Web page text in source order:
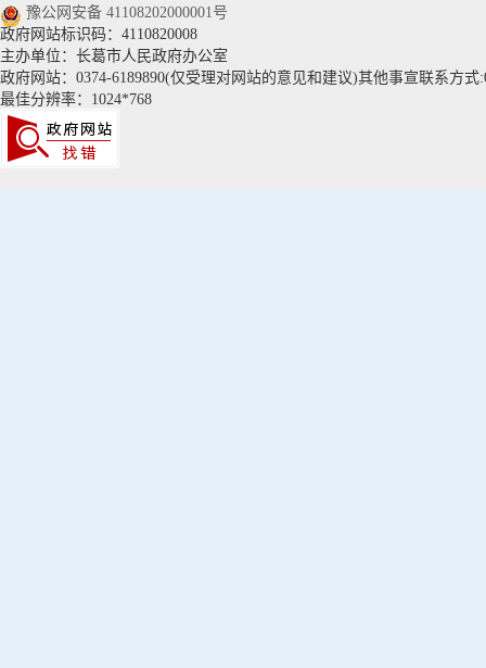
豫公网安备 41108202000001号
政府网站标识码：4110820008
主办单位：长葛市人民政府办公室
政府网站：0374-6189890(仅受理对网站的意见和建议)其他事宣联系方式
最佳分辨率：1024*768